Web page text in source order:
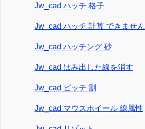
Jw_cad ハッチ 格子
Jw_cad ハッチ 計算 できません
Jw_cad ハッチング 砂
Jw_cad はみ出した線を消す
Jw_cad ピッチ 割
Jw_cad マウスホイール 線属性